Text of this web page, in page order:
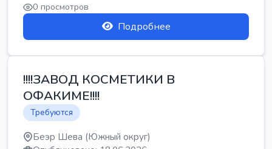
0 просмотров
Подробнее
!!!!ЗАВОД КОСМЕТИКИ В
ОФАКИМЕ!!!!
Требуются
Беэр Шева (Южный округ)